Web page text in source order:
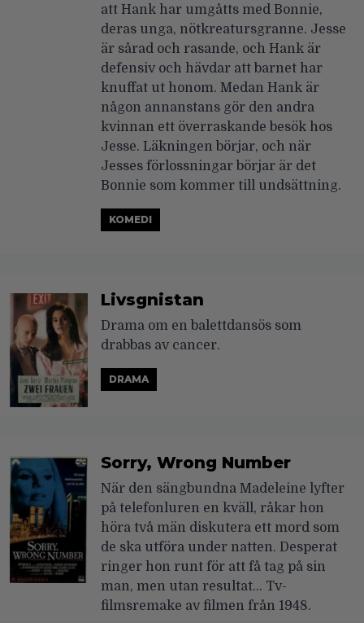
att Hank har umgåtts med Bonnie,
deras unga, nötkreatursgranne. Jesse
är sårad och rasande, och Hank är
defensiv och hävdar att barnet har
knuffat ut honom. Medan Hank är
någon annanstans gör den andra
kvinnan ett överraskande besök hos
Jesse. Läkningen börjar, och när
Jesses förlossningar börjar är det
Bonnie som kommer till undsättning.
KOMEDI
Livsgnistan
Drama om en balettdansös som
drabbas av cancer.
DRAMA
Sorry, Wrong Number
När den sängbundna Madeleine lyfter
på telefonluren en kväll, råkar hon
höra två män diskutera ett mord som
de ska utföra under natten. Desperat
ringer hon runt för att få tag på sin
man, men utan resultat… Tv-
filmsremake av filmen från 1948.